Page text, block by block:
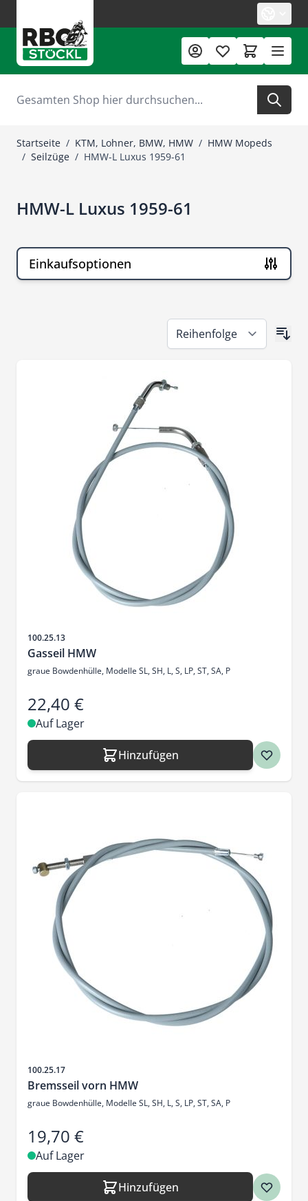
Suche
Startseite / KTM, Lohner, BMW, HMW / HMW Mopeds
/ Seilzüge / HMW-L Luxus 1959-61
HMW-L Luxus 1959-61
Einkaufsoptionen
Artikelnr.
100.25.13
Gasseil HMW
graue Bowdenhülle, Modelle SL, SH, L, S, LP, ST, SA, P
22,40 €
Auf Lager
Hinzufügen
Artikelnr.
100.25.17
Bremsseil vorn HMW
graue Bowdenhülle, Modelle SL, SH, L, S, LP, ST, SA, P
19,70 €
Auf Lager
Hinzufügen